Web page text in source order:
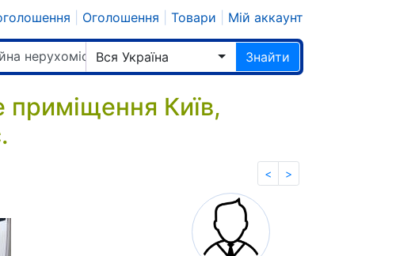
Оголошення Товари Мій аккаунт
нерухомістьВся Україна Знайти
приміщення Київ,
< >